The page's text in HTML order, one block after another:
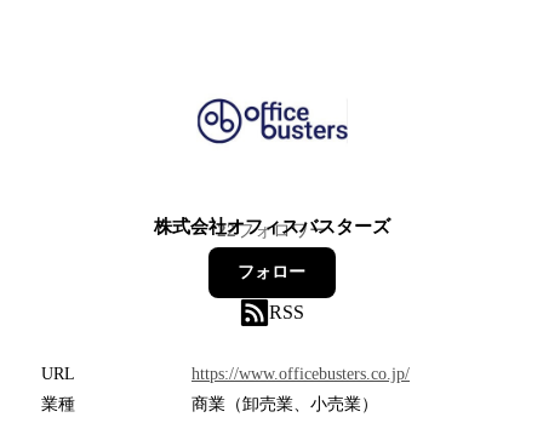
株式会社オフィスバスターズ
22フォロワー
フォロー
RSS
URL
https://www.officebusters.co.jp/
業種
商業（卸売業、小売業）